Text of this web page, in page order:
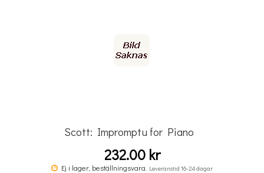
McCabe: Reflections Of A Summer Night (Vocal Score)
Scott: Impromptu for Piano
232.00 kr
Ej i lager, beställningsvara. Leveranstid 16-24 dagar